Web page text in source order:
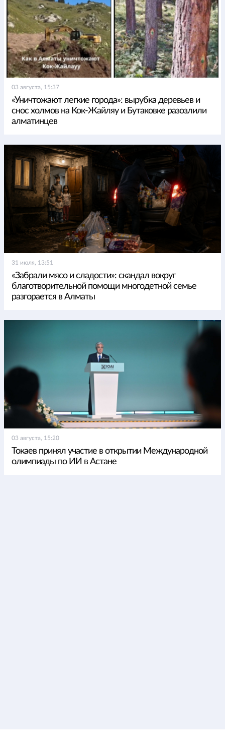
03 августа, 15:37
«Уничтожают легкие города»: вырубка деревьев и
снос холмов на Кок-Жайляу и Бутаковке разозлили
алматинцев
31 июля, 13:51
«Забрали мясо и сладости»: скандал вокруг
благотворительной помощи многодетной семье
разгорается в Алматы
03 августа, 15:20
Токаев принял участие в открытии Международной
олимпиады по ИИ в Астане